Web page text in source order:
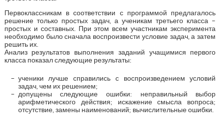
Первоклассникам в соответствии с программой предлагалось
решение только простых задач, а ученикам третьего класса –
простых и составных. При этом всем участникам эксперимента
необходимо было сначала воспроизвести условие задач, а затем
решить их.
Анализ результатов выполнения заданий учащимися первого
класса показал следующие результаты:
ученики лучше справились с воспроизведением условий
задач, чем их решением;
допущены следующие ошибки: неправильный выбор
арифметического действия; искажение смысла вопроса;
отсутствие, замены наименований; вычислительные ошибки.